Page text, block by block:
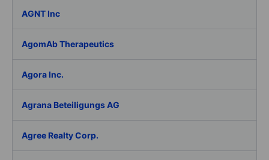
AGNT Inc
AgomAb Therapeutics
Agora Inc.
Agrana Beteiligungs AG
Agree Realty Corp.